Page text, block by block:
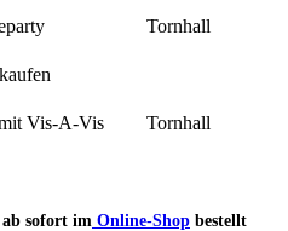
Tornhall
Vis-A-Vis Tornhall
sofort im Online-Shop bestellt